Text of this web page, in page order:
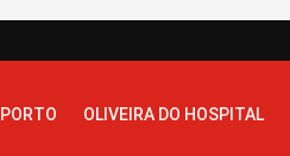
OLIVEIRA DO HOSPITAL